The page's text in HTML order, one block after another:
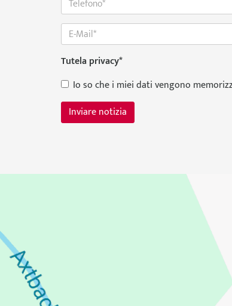
Tutela privacy*
Io so che i miei dati vengono